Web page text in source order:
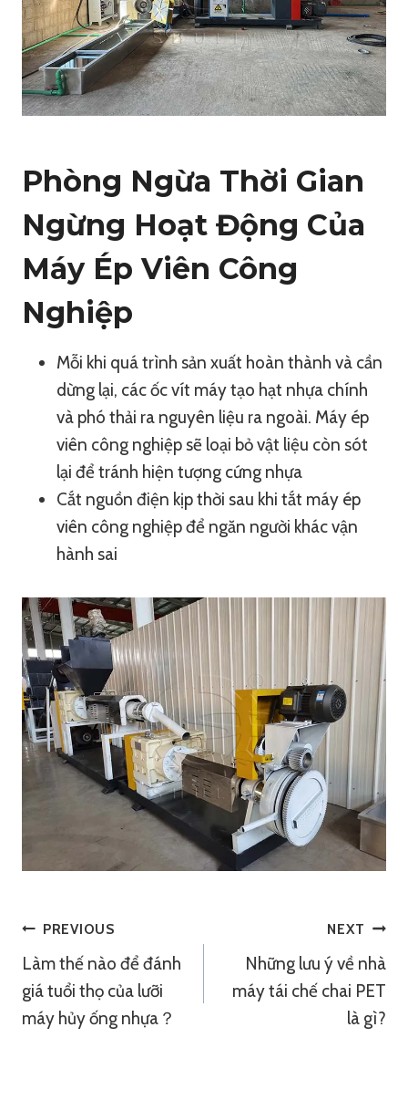
Phòng Ngừa Thời Gian
Ngừng Hoạt Động Của
Máy Ép Viên Công
Nghiệp
Mỗi khi quá trình sản xuất hoàn thành và cần
dừng lại, các ốc vít máy tạo hạt nhựa chính
và phó thải ra nguyên liệu ra ngoài. Máy ép
viên công nghiệp sẽ loại bỏ vật liệu còn sót
lại để tránh hiện tượng cứng nhựa
Cắt nguồn điện kịp thời sau khi tắt máy ép
viên công nghiệp để ngăn người khác vận
hành sai
Điều
Hướng
Bài
PREVIOUS
Làm thế nào để đánh
giá tuổi thọ của lưỡi
máy hủy ống nhựa？
NEXT
Những lưu ý về nhà
máy tái chế chai PET
là gì?